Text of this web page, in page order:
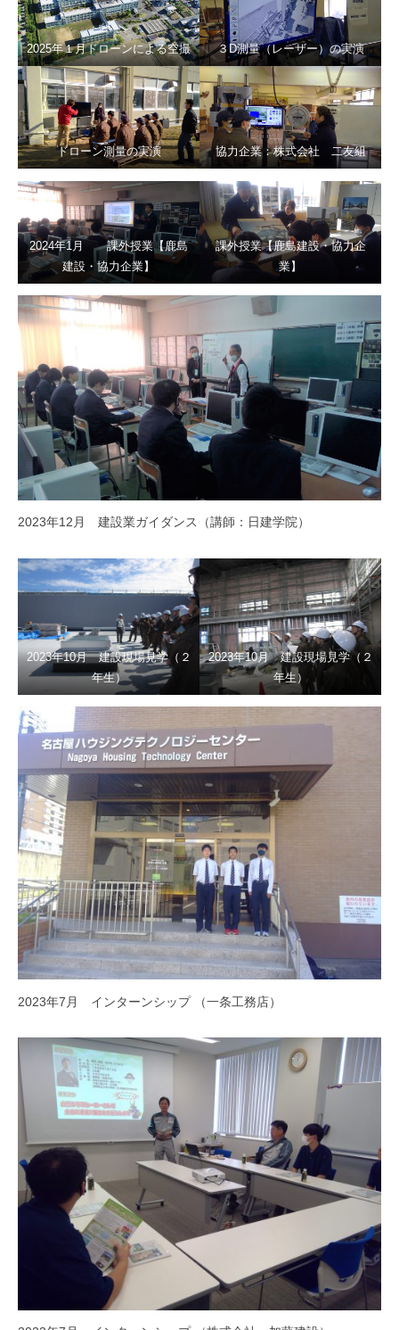
2025年１月ドローンによる空撮 ３D測量（レーザー）の実演
ドローン測量の実演 協力企業：株式会社 二友組
2024年1月 課外授業【鹿島
建設・協力企業】
課外授業【鹿島建設・協力企
業】
2023年12月 建設業ガイダンス（講師：日建学院）
2023年10月 建設現場見学（２
年生）
2023年10月 建設現場見学（２
年生）
2023年7月 インターンシップ （一条工務店）